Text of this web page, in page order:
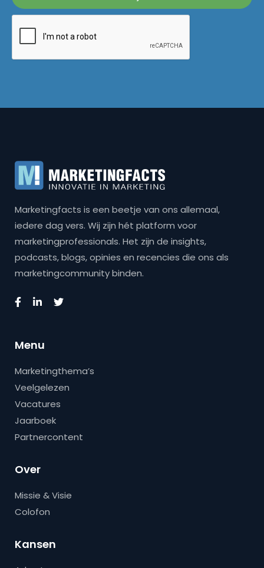
Marketingfacts is een beetje van ons allemaal,
iedere dag vers. Wij zijn hét platform voor
marketingprofessionals. Het zijn de insights,
podcasts, blogs, opinies en recencies die ons als
marketingcommunity binden.
Menu
Marketingthema’s
Veelgelezen
Vacatures
Jaarboek
Partnercontent
Over
Missie & Visie
Colofon
Kansen